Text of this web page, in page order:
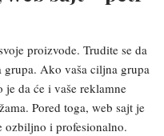
proizvode. Trudite se da
grupa. Ako vaša ciljna grupa
da će i vaše reklamne
Pored toga, web sajt je
ozbiljno i profesionalno.